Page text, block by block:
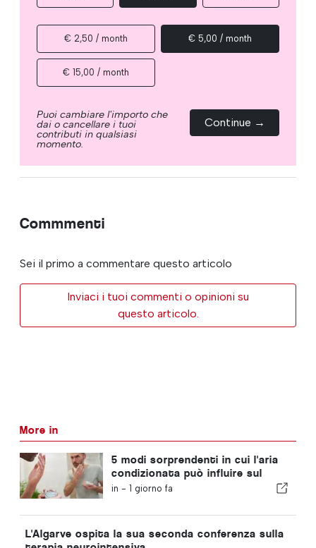
€ 2,50 / month € 5,00 / month
€ 15,00 / month
Puoi cambiare l'importo che
dai o cancellare i tuoi
contributi in qualsiasi
momento.
Continue →
Commmenti
Sei il primo a commentare questo articolo
Inviaci i tuoi commenti o opinioni su
questo articolo.
More in
5 modi sorprendenti in cui l'aria
condizionata può influire sul
corpo
in - 1 giorno fa
L'Algarve ospita la sua seconda conferenza sulla